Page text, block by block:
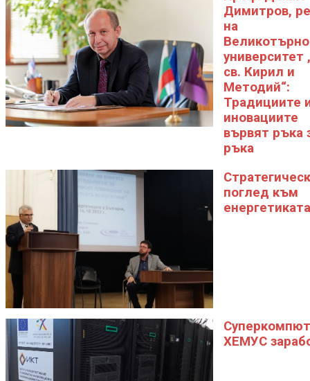
Димитров,
на
университет
св. Кирил и
Методий“:
Традициите
иновациите
вървят ръка
ръка
поглед към
енергетиката
ХЕМУС